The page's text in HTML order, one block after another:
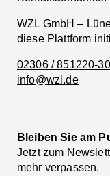
WZL GmbH –
diese Plattform
02306 / 851220-
info@wzl.de
Bleiben Sie am
Jetzt zum
mehr verpassen.